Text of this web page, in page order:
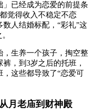
已经成为恋爱的前提条
觉得收入不稳定不恋
人结婚标配，“彩礼”这
，生养一个孩子，掏空整
，到3岁之后的托班，
这些都导致了“恋爱可
月老庙到财神殿